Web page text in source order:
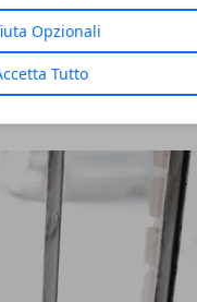
Opzionali
Tutto
online, come